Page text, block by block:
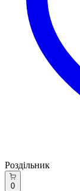
Роздільник
0